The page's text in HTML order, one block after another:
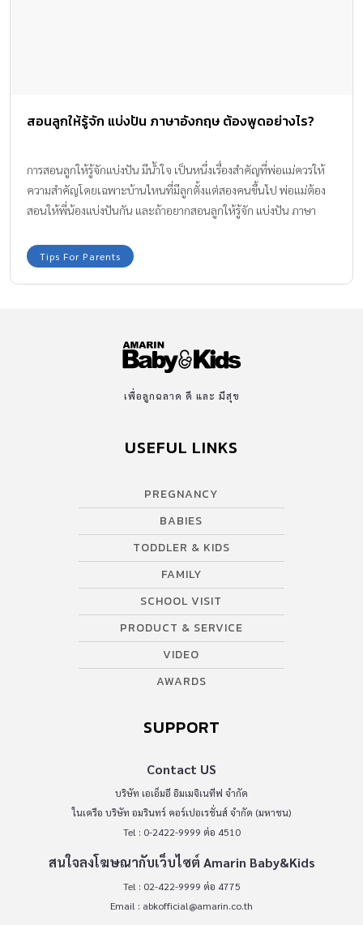
สอนลูกให้รู้จัก แบ่งปัน ภาษาอังกฤษ ต้องพูดอย่างไร?
การสอนลูกให้รู้จักแบ่งปัน มีน้ำใจ เป็นหนึ่งเรื่องสำคัญที่พ่อแม่ควรให้
ความสำคัญโดยเฉพาะบ้านไหนที่มีลูกตั้งแต่สองคนขึ้นไป พ่อแม่ต้อง
สอนให้พี่น้องแบ่งปันกัน และถ้าอยากสอนลูกให้รู้จัก แบ่งปัน ภาษา
รายการ Kids Talk ในช่วง Daddy Talks ตอน แบ่งปันกันนะ กันเลยค่า
Tips For Parents
เพื่อลูกฉลาด ดี และ มีสุข
USEFUL LINKS
PREGNANCY
BABIES
TODDLER & KIDS
FAMILY
SCHOOL VISIT
PRODUCT & SERVICE
VIDEO
AWARDS
SUPPORT
Contact US
บริษัท เอเอ็มอี อิมเมจิเนทีฟ จำกัด
ในเครือ บริษัท อมรินทร์ คอร์เปอเรชั่นส์ จำกัด (มหาชน)
Tel : 0-2422-9999 ต่อ 4510
สนใจลงโฆษณากับเว็บไซต์ Amarin Baby&Kids
Tel : 02-422-9999 ต่อ 4775
Email : abkofficial@amarin.co.th